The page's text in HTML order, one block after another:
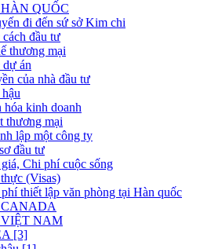
QUỐC
đi đến sứ sở Kim chi
cách đầu tư
thương mại
dự án
của nhà đầu tư
hóa kinh doanh
thương mại
lập một công ty
đầu tư
Chi phí cuộc sống
(Visas)
thiết lập văn phòng tại Hàn quốc
NAM
[3]